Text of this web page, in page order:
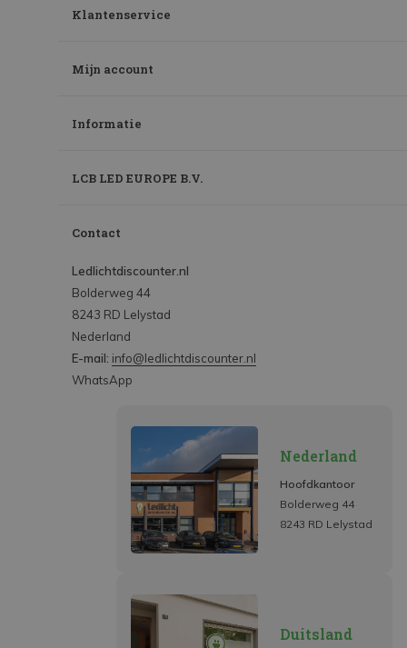
Klantenservice
Mijn account
Informatie
LCB LED EUROPE B.V.
Contact
Ledlichtdiscounter.nl
Bolderweg 44
8243 RD Lelystad
Nederland
E-mail: info@ledlichtdiscounter.nl
WhatsApp
Nederland
Hoofdkantoor
Bolderweg 44
8243 RD Lelystad
Duitsland